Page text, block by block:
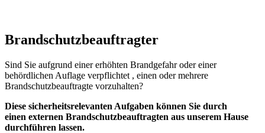
Brandschutzbeauftragter
Sind Sie aufgrund einer erhöhten Brandgefahr oder einer
behördlichen Auflage verpflichtet , einen oder mehrere
Brandschutzbeauftragte vorzuhalten?
Diese sicherheitsrelevanten Aufgaben können Sie durch
einen externen Brandschutzbeauftragten aus unserem Hause
durchführen lassen.